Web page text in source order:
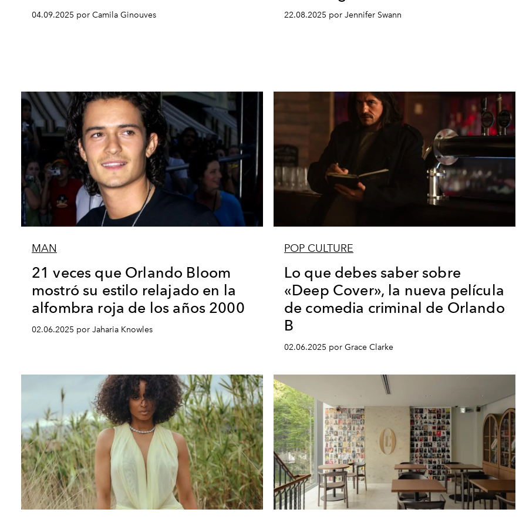
04.09.2025 por Camila Ginouves 22.08.2025 por Jennifer Swann
MAN
21 veces que Orlando Bloom
mostró su estilo relajado en la
alfombra roja de los años 2000
02.06.2025 por Jaharia Knowles
POP CULTURE
Lo que debes saber sobre
«Deep Cover», la nueva película
de comedia criminal de Orlando
B
02.06.2025 por Grace Clarke